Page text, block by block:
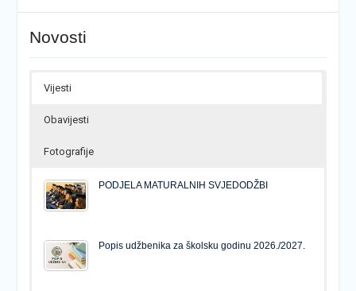
Novosti
Vijesti
Obavijesti
Fotografije
PODJELA MATURALNIH SVJEDODŽBI
Popis udžbenika za školsku godinu 2026./2027.